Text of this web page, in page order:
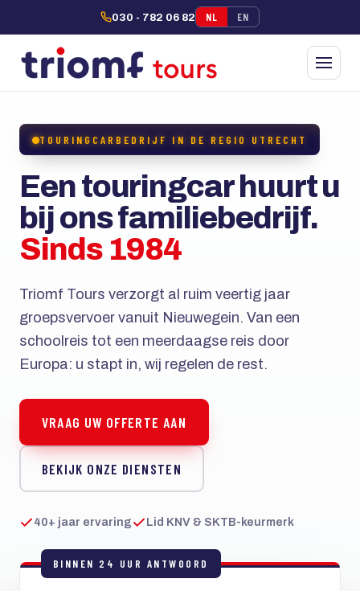
030 - 782 06 82 NL EN
TOURINGCARBEDRIJF IN DE REGIO UTRECHT
Een touringcar huurt u
bij ons familiebedrijf.
Sinds 1984
Triomf Tours verzorgt al ruim veertig jaar
groepsvervoer vanuit Nieuwegein. Van een
schoolreis tot een meerdaagse reis door
Europa: u stapt in, wij regelen de rest.
VRAAG UW OFFERTE AAN
BEKIJK ONZE DIENSTEN
40+ jaar ervaring Lid KNV & SKTB-keurmerk
BINNEN 24 UUR ANTWOORD